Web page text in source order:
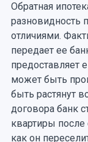
Обратная
разновидность
отличиями.
передает ее
предоставляет
может быть
быть растянут
договора банк
квартиры после
как он